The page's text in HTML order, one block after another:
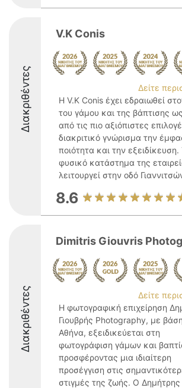
Διακριθέντες
V.K Conis
Δείτε
Η V.K Conis έχει εδραιωθεί
του γάμου και της βάπτισης
από τις πιο αξιόπιστες
διακριτικό γνώρισμα την
ποιότητα και την εξειδίκευση.
φυσικό κατάστημα της
λειτουργεί στην οδό
8.6
Διακριθέντες
Dimitris Giouvris
Δείτε
Η φωτογραφική επιχείρηση
Γιουβρής Photography, με
Αθήνα, εξειδικεύεται στη
φωτογράφιση γάμων και
προσφέροντας μια ιδιαίτερη
προσέγγιση στις
στιγμές της ζωής. Ο Δημήτρης